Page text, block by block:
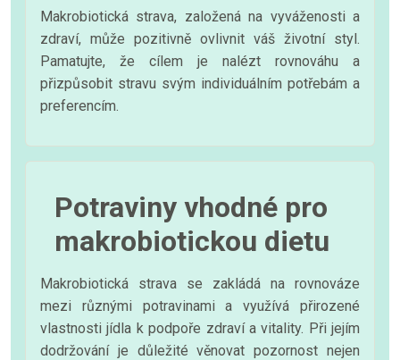
Makrobiotická strava, založená na vyváženosti a
zdraví, může pozitivně ovlivnit váš životní styl.
Pamatujte, že cílem je nalézt rovnováhu a
přizpůsobit stravu svým individuálním potřebám a
preferencím.
Potraviny vhodné pro
makrobiotickou dietu
Makrobiotická strava se zakládá na rovnováze
mezi různými potravinami a využívá přirozené
vlastnosti jídla k podpoře zdraví a vitality. Při jejím
dodržování je důležité věnovat pozornost nejen